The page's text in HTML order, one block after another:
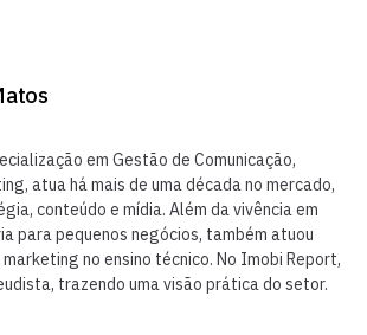
em Gestão de Comunicação,
atua há mais de uma década no mercado,
conteúdo e mídia. Além da vivência em
para pequenos negócios, também atuou
no ensino técnico. No Imobi Report,
trazendo uma visão prática do setor.